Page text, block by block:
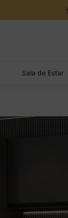
Sala de Estar
º
veneza